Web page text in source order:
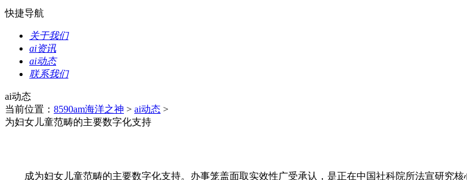
快捷导航
关于我们
ai资讯
ai动态
联系我们
ai动态
当前位置： 8590am海洋之神 > ai动态 >
为妇女儿童范畴的主要数字化支持
成为妇女儿童范畴的主要数字化支持。办事笼盖面取实效性广受承认，是正在中国社科院所法宣研究